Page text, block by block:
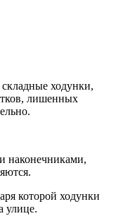
ходунки,
лишенных
наконечниками,
которой ходунки
улице.